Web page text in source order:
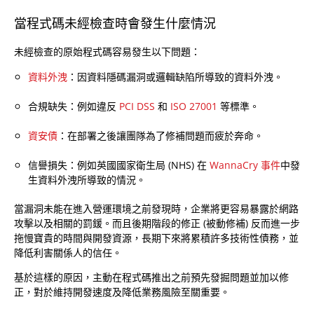
當程式碼未經檢查時會發生什麼情況
未經檢查的原始程式碼容易發生以下問題：
資料外洩 ：因資料隱碼漏洞或邏輯缺陷所導致的資料外洩。
合規缺失：例如違反 PCI DSS 和 ISO 27001 等標準。
資安債 ：在部署之後讓團隊為了修補問題而疲於奔命。
信譽損失：例如英國國家衛生局 (NHS) 在 WannaCry 事件中發
生資料外洩所導致的情況。
當漏洞未能在進入營運環境之前發現時，企業將更容易暴露於網路
攻擊以及相關的罰鍰。而且後期階段的修正 (被動修補) 反而進一步
拖慢寶貴的時間與開發資源，長期下來將累積許多技術性債務，並
降低利害關係人的信任。
基於這樣的原因，主動在程式碼推出之前預先發掘問題並加以修
正，對於維持開發速度及降低業務風險至關重要。